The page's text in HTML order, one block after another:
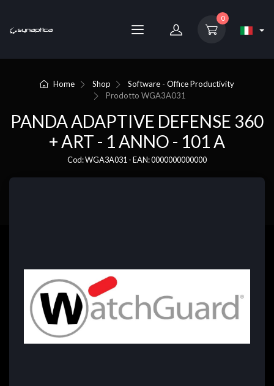
0
Home Shop
Software - Office Productivity
Prodotto WGA3A031
PANDA ADAPTIVE DEFENSE 360
+ ART - 1 ANNO - 101 A
Cod: WGA3A031 - EAN: 0000000000000